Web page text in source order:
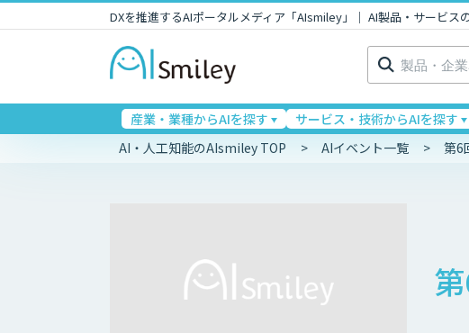
DXを推進するAIポータルメディア「AIsmiley」｜ AI製品・サービス
検
索:
産業・業種からAIを探す サービス・技術からAIを探す
AI・人工知能のAIsmiley TOP AIイベント一覧 第6